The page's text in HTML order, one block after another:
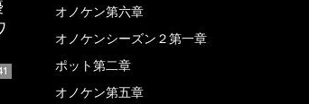
オノケン第六章
オノケンシーズン２第一章
ポット第二章
オノケン第五章